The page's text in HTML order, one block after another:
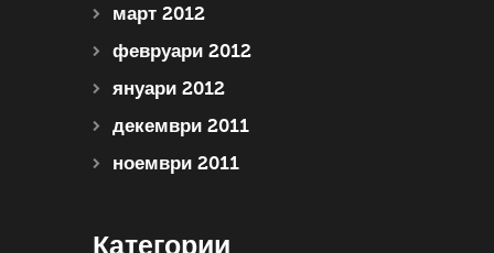
март 2012
февруари 2012
януари 2012
декември 2011
ноември 2011
Категории